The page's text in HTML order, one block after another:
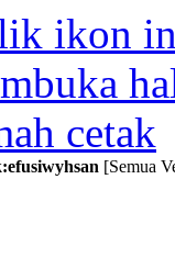
:efusiwyhsan [Semua